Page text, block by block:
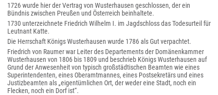
1726 wurde hier der Vertrag von Wusterhausen geschlossen, der ein
Bündnis zwischen Preußen und Österreich beinhaltete.
1730 unterzeichnete Friedrich Wilhelm I. im Jagdschloss das Todesurteil für
Leutnant Katte.
Die Herrschaft Königs Wusterhausen wurde 1786 als Gut verpachtet.
Friedrich von Raumer war Leiter des Departements der Domänenkammer
Wusterhausen von 1806 bis 1809 und beschrieb Königs Wusterhausen auf
Grund der Anwesenheit von typisch großstädtischen Beamten wie eines
Superintendenten, eines Oberamtmannes, eines Postsekretärs und eines
Justizbeamten als „eigentümlichen Ort, der weder eine Stadt, noch ein
Flecken, noch ein Dorf ist“.